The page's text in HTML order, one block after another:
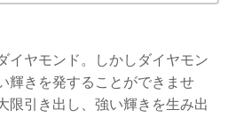
イヤモンド。しかしダイヤモン
輝きを発することができませ
限引き出し、強い輝きを生み出